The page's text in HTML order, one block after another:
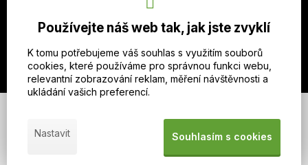
Náš Instagram
Používejte náš web tak, jak jste zvyklí
K tomu potřebujeme váš souhlas s využitím souborů
cookies, které používáme pro správnou funkci webu,
relevantní zobrazování reklam, měření návštěvnosti a
ukládání vašich preferencí.
Nastavit Souhlasím s cookies